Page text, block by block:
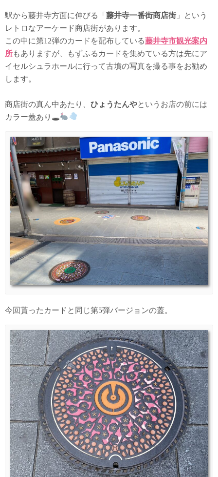
駅から藤井寺方面に伸びる「 藤井寺一番街商店街 」という
レトロなアーケード商店街があります。
この中に第12弾のカードを配布している藤井寺市観光案内
所もありますが、もずふるカードを集めている方は先にア
イセルシュラホールに行って古墳の写真を撮る事をお勧め
します。
商店街の真ん中あたり、 ひょうたんやというお店の前には
カラー蓋あり🕳
今回貰ったカードと同じ第5弾バージョンの蓋。